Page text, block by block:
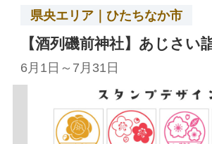
県央エリア｜ひたちなか市
【酒列磯前神社】あじさい
6月1日～7月31日